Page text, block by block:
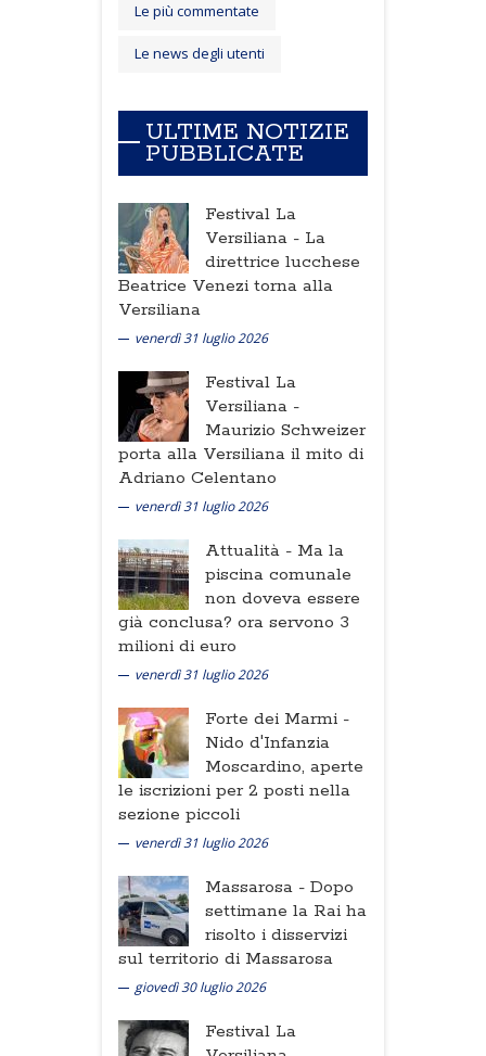
Le più commentate
Le news degli utenti
ULTIME NOTIZIE
PUBBLICATE
Festival La
Versiliana - La
direttrice lucchese
Beatrice Venezi torna alla
Versiliana
venerdì 31 luglio 2026
Festival La
Versiliana -
Maurizio Schweizer
porta alla Versiliana il mito di
Adriano Celentano
venerdì 31 luglio 2026
Attualità - Ma la
piscina comunale
non doveva essere
già conclusa? ora servono 3
milioni di euro
venerdì 31 luglio 2026
Forte dei Marmi -
Nido d'Infanzia
Moscardino, aperte
le iscrizioni per 2 posti nella
sezione piccoli
venerdì 31 luglio 2026
Massarosa - Dopo
settimane la Rai ha
risolto i disservizi
sul territorio di Massarosa
giovedì 30 luglio 2026
Festival La